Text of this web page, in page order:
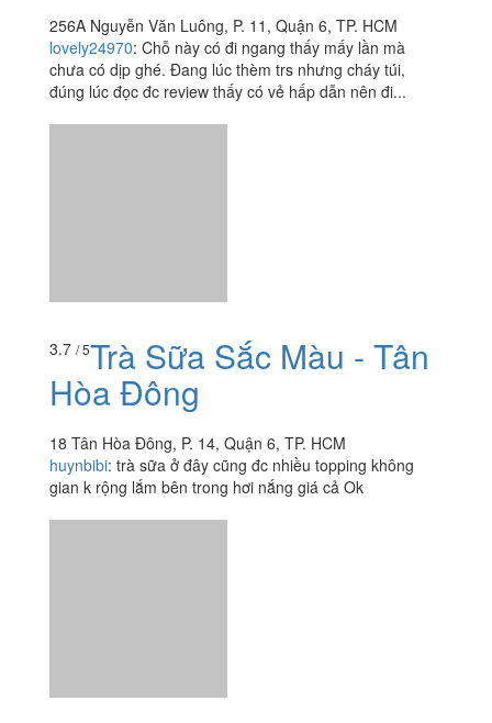
256A Nguyễn Văn Luông, P. 11, Quận 6, TP. HCM
lovely24970: Chỗ này có đi ngang thấy mấy lần mà
chưa có dịp ghé. Đang lúc thèm trs nhưng cháy túi,
đúng lúc đọc đc review thấy có vẻ hấp dẫn nên đi...
huynbibi:trà sữa ở đây cũng đc nhiều topping không
loại cho 1 viên. Loại nào cũng có rau câu ở ngoài. Ăn